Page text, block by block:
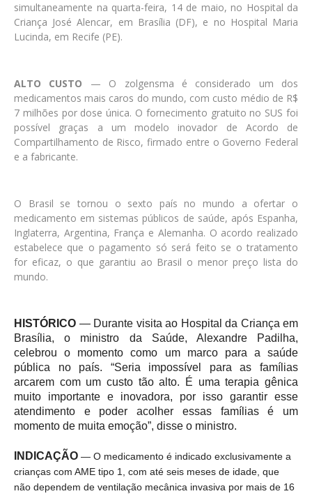
simultaneamente na quarta-feira, 14 de maio, no Hospital da
Criança José Alencar, em Brasília (DF), e no Hospital Maria
Lucinda, em Recife (PE).
ALTO CUSTO — O zolgensma é considerado um dos
medicamentos mais caros do mundo, com custo médio de R$
7 milhões por dose única. O fornecimento gratuito no SUS foi
possível graças a um modelo inovador de Acordo de
Compartilhamento de Risco, firmado entre o Governo Federal
e a fabricante.
O Brasil se tornou o sexto país no mundo a ofertar o
medicamento em sistemas públicos de saúde, após Espanha,
Inglaterra, Argentina, França e Alemanha. O acordo realizado
estabelece que o pagamento só será feito se o tratamento
for eficaz, o que garantiu ao Brasil o menor preço lista do
mundo.
HISTÓRICO — Durante visita ao Hospital da Criança em
Brasília, o ministro da Saúde, Alexandre Padilha,
celebrou o momento como um marco para a saúde
pública no país. “Seria impossível para as famílias
arcarem com um custo tão alto. É uma terapia gênica
muito importante e inovadora, por isso garantir esse
atendimento e poder acolher essas famílias é um
momento de muita emoção”, disse o ministro.
INDICAÇÃO — O medicamento é indicado exclusivamente a
crianças com AME tipo 1, com até seis meses de idade, que
não dependem de ventilação mecânica invasiva por mais de 16